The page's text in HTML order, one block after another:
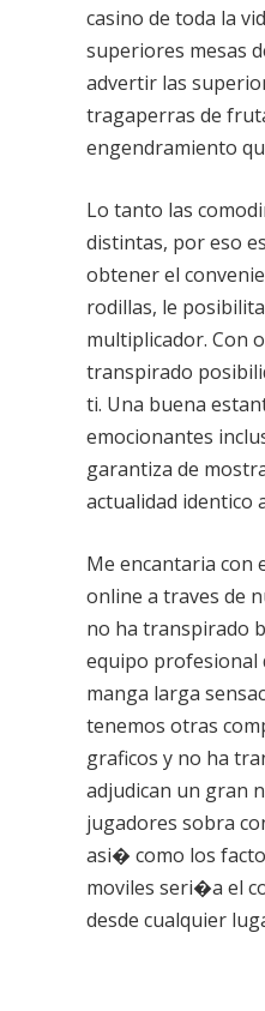
casino de toda la
superiores mesas
advertir las
tragaperras de
engendramiento
Lo tanto las
distintas, por eso
obtener el
rodillas, le
multiplicador. Con
transpirado
ti. Una buena
emocionantes
garantiza de
actualidad identico
Me encantaria con
online a traves de
no ha transpirado
equipo profesional
manga larga
tenemos otras
graficos y no ha
adjudican un gran
jugadores sobra
asi� como los
moviles seri�a el
desde cualquier